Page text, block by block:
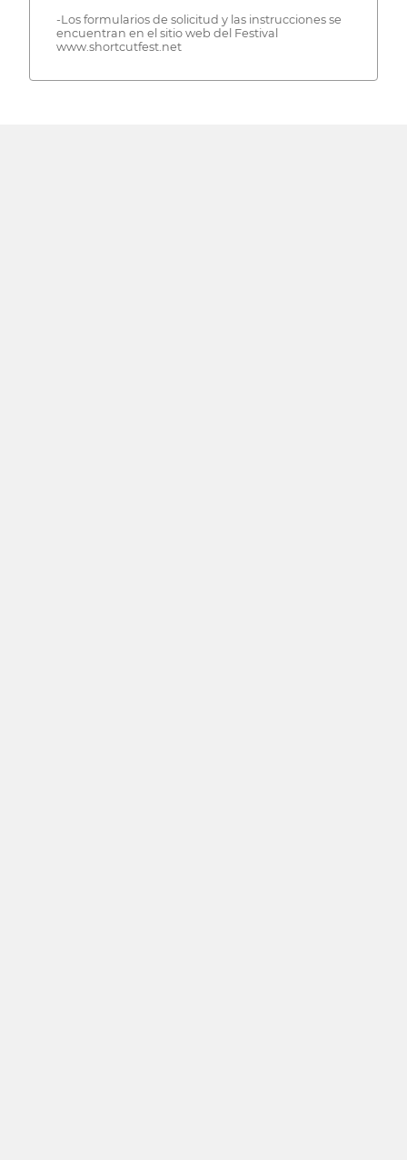
-Los formularios de solicitud y las instrucciones se
encuentran en el sitio web del Festival
www.shortcutfest.net